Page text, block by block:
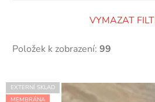
VYMAZAT
Položek k zobrazení: 99
VEXTERNÍ SKLAD
MEMBRÁNA